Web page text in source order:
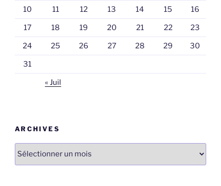
10 11 12 13 14 15 16
17 18 19 20 21 22 23
24 25 26 27 28 29 30
31
« Juil
ARCHIVES